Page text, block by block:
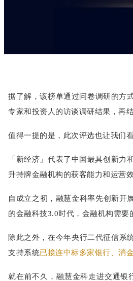
据了解，该榜单通过问卷调研的方
专家和投资人的访谈调研结果，再
值得一提的是，此次评选也让我们
「新经济」代表了中国最具创新
升持牌金融机构的获客能力和运营
自成立之初，融慧金科率先创新开
的金融科技3.0时代，金融机构需要
除此之外，在今年央行二代征信系
支持系统已接连中标多家银行、消
就在前不久，融慧金科走进交通银